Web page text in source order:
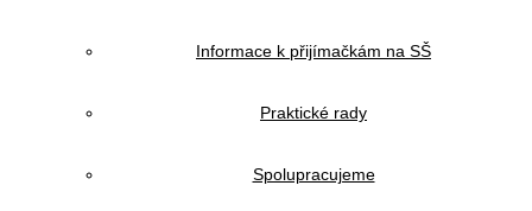
Informace k přijímačkám na SŠ
Praktické rady
Spolupracujeme